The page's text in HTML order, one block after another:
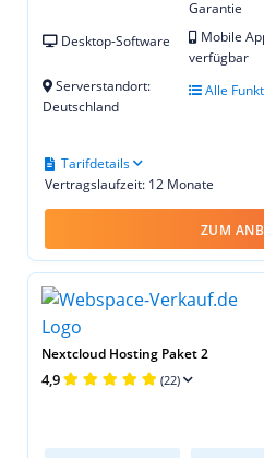
Garantie
Desktop-Software
Mobile
verfügbar
Serverstandort:
Deutschland
Alle
Vertragslaufzeit: 12 Monate
Tarifdetails
ZUM
Nextcloud Hosting Paket 2
4,9 (22)